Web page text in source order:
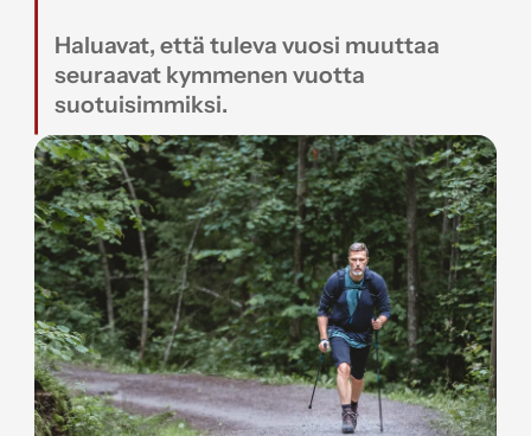
Haluavat, että tuleva vuosi muuttaa
seuraavat kymmenen vuotta
suotuisimmiksi.